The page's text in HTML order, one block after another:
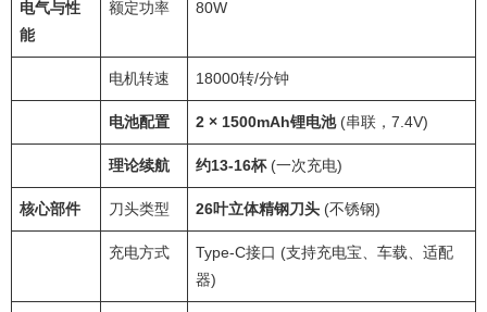
电气与性
能
额定功率 80W
电机转速 18000转/分钟
电池配置 2 × 1500mAh锂电池(串联，7.4V)
理论续航 约13-16杯(一次充电)
核心部件 刀头类型 26叶立体精钢刀头 (不锈钢)
充电方式
Type-C接口 (支持充电宝、车载、适配
器)